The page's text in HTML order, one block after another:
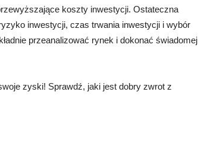
koszty inwestycji. Ostateczna
inwestycji, czas trwania inwestycji i wybór
przeanalizować rynek i dokonać świadomej
zyski! Sprawdź, jaki jest dobry zwrot z